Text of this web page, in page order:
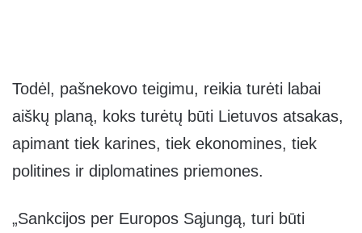
Todėl, pašnekovo teigimu, reikia turėti labai
aiškų planą, koks turėtų būti Lietuvos atsakas,
apimant tiek karines, tiek ekonomines, tiek
politines ir diplomatines priemones.
„Sankcijos per Europos Sąjungą, turi būti